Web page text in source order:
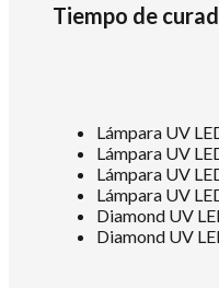
Tiempo de
Lámpara UV
Lámpara UV
Lámpara UV
Lámpara UV
Diamond UV
Diamond UV